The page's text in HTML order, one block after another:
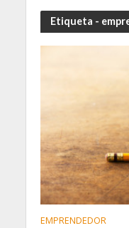
Etiqueta -
EMPRENDEDOR